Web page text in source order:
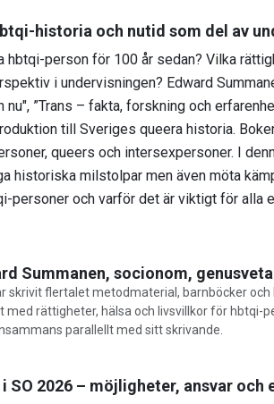
historia och nutid som del av
hbtqi-person för 100 år sedan? Vilka
i undervisningen? Edward
”Trans – fakta, forskning och
till Sveriges queera historia.
queers och intersexpersoner. I
historiska milstolpar men även möta
personer och varför det är viktigt för alla
Summanen, socionom,
skrivit flertalet metodmaterial, barnböcker
med rättigheter, hälsa och livsvillkor för hbtqi-
parallellt med sitt skrivande.
i SO 2026 – möjligheter, ansvar och